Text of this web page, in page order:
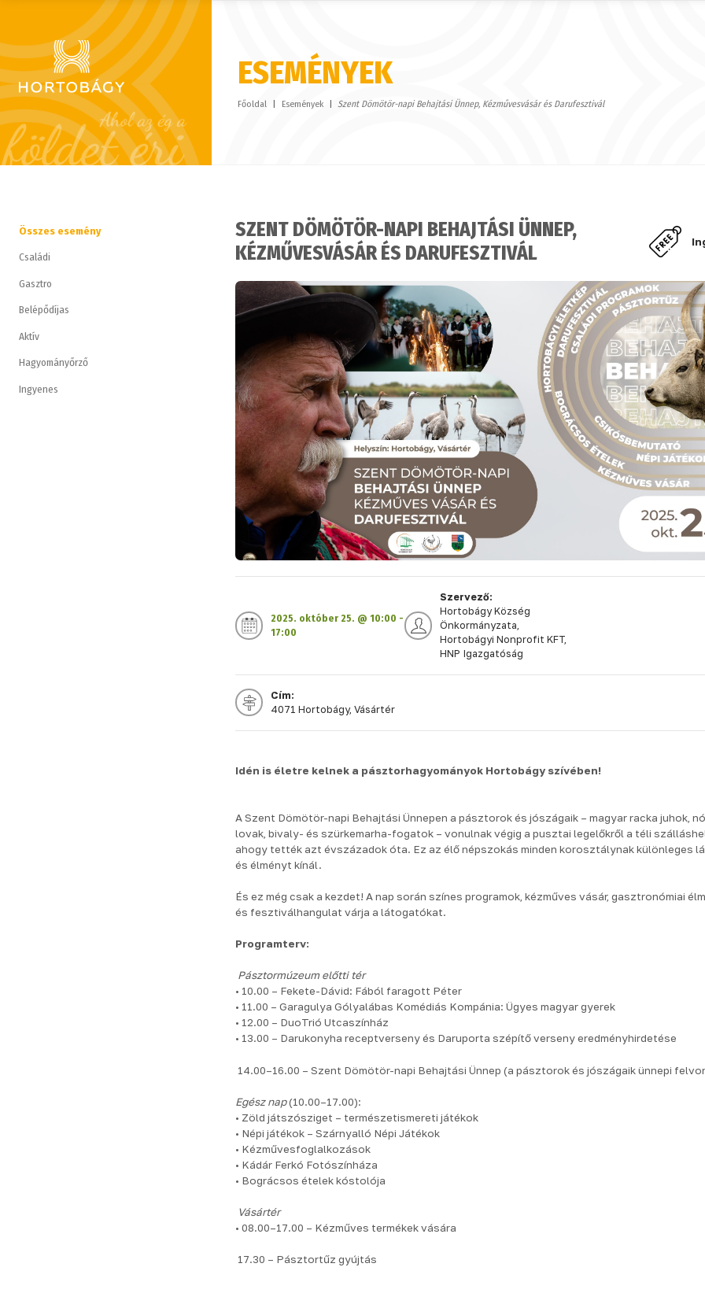
ESEMÉNYEK
Főoldal Események Szent Dömötör-napi Behajtási Ünnep, Kézművesvásár és Darufesztivál
Összes esemény
Családi
Gasztro
Belépődíjas
Aktív
Hagyományőrző
Ingyenes
SZENT DÖMÖTÖR-NAPI BEHAJTÁSI ÜNNEP,
KÉZMŰVESVÁSÁR ÉS DARUFESZTIVÁL
2025. október 25. @ 10:00 -
17:00
Szervező:
Hortobágy Község
Önkormányzata,
Hortobágyi Nonprofit KFT,
HNP Igazgatóság
Cím:
4071 Hortobágy, Vásártér
Idén is életre kelnek a pásztorhagyományok Hortobágy szívében!
A Szent Dömötör-napi Behajtási Ünnepen a pásztorok és jószágaik – magyar racka juhok,
lovak, bivaly- és szürkemarha-fogatok – vonulnak végig a pusztai legelőkről a téli
ahogy tették azt évszázadok óta. Ez az élő népszokás minden korosztálynak különleges
és élményt kínál.
És ez még csak a kezdet! A nap során színes programok, kézműves vásár, gasztronómiai
és fesztiválhangulat várja a látogatókat.
Programterv:
Pásztormúzeum előtti tér
• 10.00 – Fekete-Dávid: Fából faragott Péter
• 11.00 – Garagulya Gólyalábas Komédiás Kompánia: Ügyes magyar gyerek
• 12.00 – DuoTrió Utcaszínház
• 13.00 – Darukonyha receptverseny és Daruporta szépítő verseny eredményhirdetése
14.00–16.00 – Szent Dömötör-napi Behajtási Ünnep (a pásztorok és jószágaik ünnepi
Egész nap(10.00–17.00):
• Zöld játszósziget – természetismereti játékok
• Népi játékok – Szárnyalló Népi Játékok
• Kézművesfoglalkozások
• Kádár Ferkó Fotószínháza
• Bográcsos ételek kóstolója
Vásártér
• 08.00–17.00 – Kézműves termékek vására
17.30 – Pásztortűz gyújtás